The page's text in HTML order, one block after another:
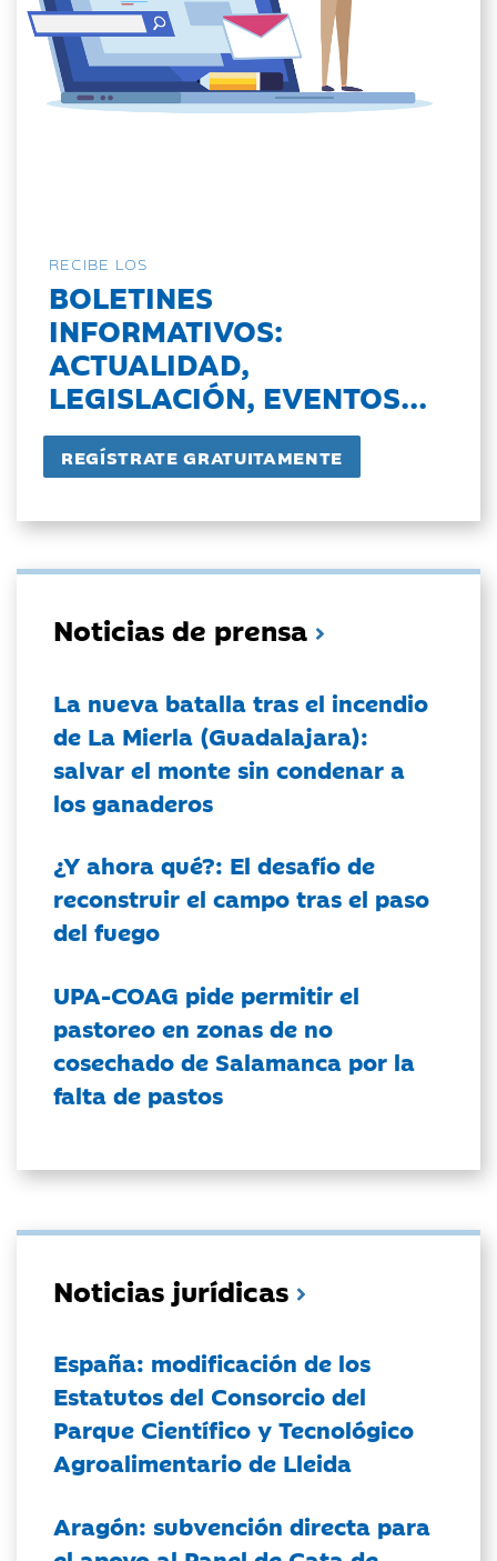
RECIBE LOS
BOLETINES
INFORMATIVOS:
ACTUALIDAD,
LEGISLACIÓN, EVENTOS...
Noticias de prensa
La nueva batalla tras el incendio
de La Mierla (Guadalajara):
salvar el monte sin condenar a
los ganaderos
¿Y ahora qué?: El desafío de
reconstruir el campo tras el paso
del fuego
UPA-COAG pide permitir el
pastoreo en zonas de no
cosechado de Salamanca por la
falta de pastos
Noticias jurídicas
España: modificación de los
Estatutos del Consorcio del
Parque Científico y Tecnológico
Agroalimentario de Lleida
Aragón: subvención directa para